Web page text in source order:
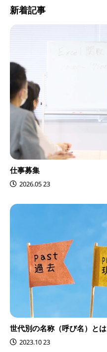
新着記事
仕事募集
2026.05 23
世代別の名称（呼び名）とは
2023.10 23